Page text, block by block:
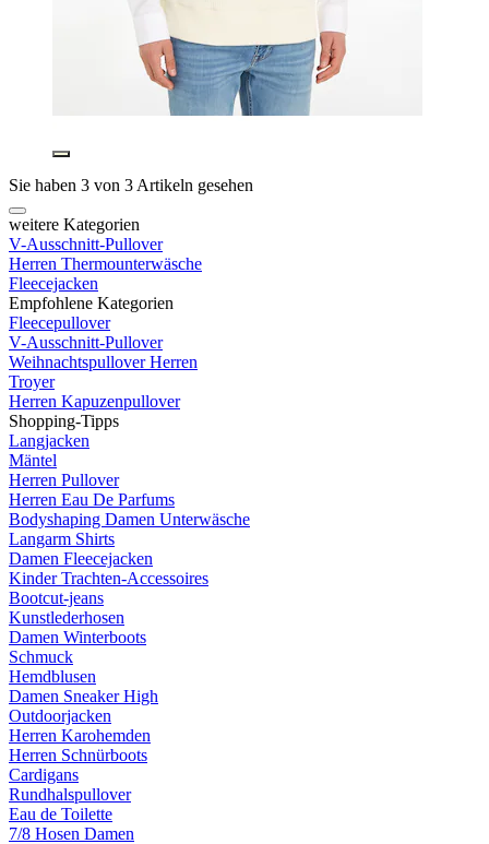
Sie haben 3 von 3 Artikeln gesehen
weitere Kategorien
V-Ausschnitt-Pullover
Herren Thermounterwäsche
Fleecejacken
Empfohlene Kategorien
Fleecepullover
V-Ausschnitt-Pullover
Weihnachtspullover Herren
Troyer
Herren Kapuzenpullover
Shopping-Tipps
Langjacken
Mäntel
Herren Pullover
Herren Eau De Parfums
Bodyshaping Damen Unterwäsche
Langarm Shirts
Damen Fleecejacken
Kinder Trachten-Accessoires
Bootcut-jeans
Kunstlederhosen
Damen Winterboots
Schmuck
Hemdblusen
Damen Sneaker High
Outdoorjacken
Herren Karohemden
Herren Schnürboots
Cardigans
Rundhalspullover
Eau de Toilette
7/8 Hosen Damen